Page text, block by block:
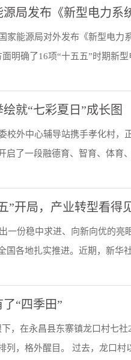
局发布《新型电力系
家能源局对外发布《新型电力
明确了16项“十五五”时期新型
就“七彩夏日”成长图
校外中心辅导站携手孝化村
启了一段融德育、智育、体育
”开局，产业转型看得
一份稳中求进、向新向优的
国各地扎实推进。近期，新华
“四季田”
，在永昌县东寨镇龙口村七
列，格外醒目。 过去，龙口村